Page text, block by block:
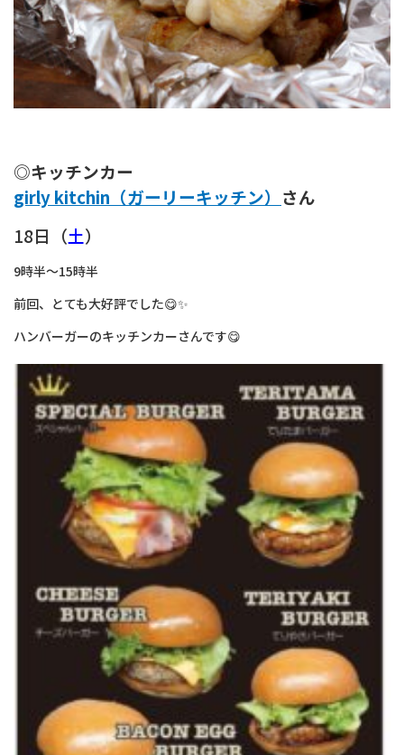
◎キッチンカー
girly kitchin（ガーリーキッチン） さん
18日（土）
9時半～15時半
前回、とても大好評でした😋✨
ハンバーガーのキッチンカーさんです😋